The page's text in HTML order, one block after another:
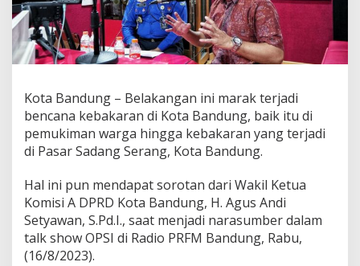
n
i
n
g
k
t
,
A
g
u
A
n
d
i
S
Kota Bandung – Belakangan ini marak terjadi
bencana kebakaran di Kota Bandung, baik itu di
pemukiman warga hingga kebakaran yang terjadi
di Pasar Sadang Serang, Kota Bandung.
Hal ini pun mendapat sorotan dari Wakil Ketua
Komisi A DPRD Kota Bandung, H. Agus Andi
Setyawan, S.Pd.I., saat menjadi narasumber dalam
talk show OPSI di Radio PRFM Bandung, Rabu,
(16/8/2023).